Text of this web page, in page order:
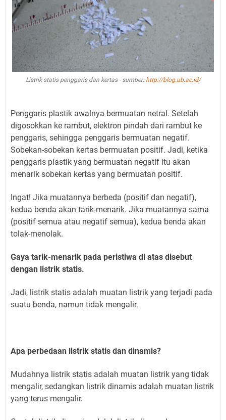
Listrik statis penggaris dan kertas - sumber: http://blog.ub.ac.id/
Penggaris plastik awalnya bermuatan netral. Setelah
digosokkan ke rambut, elektron pindah dari rambut ke
penggaris, sehingga penggaris bermuatan negatif.
Sobekan-sobekan kertas bermuatan positif. Jadi, ketika
penggaris plastik yang bermuatan negatif itu akan
menarik sobekan kertas yang bermuatan positif.
Ingat! Jika muatannya berbeda (positif dan negatif),
kedua benda akan tarik-menarik. Jika muatannya sama
(positif semua atau negatif semua), kedua benda akan
tolak-menolak.
Gaya tarik-menarik pada peristiwa di atas disebut
dengan listrik statis.
Jadi, listrik statis adalah muatan listrik yang terjadi pada
suatu benda, namun tidak mengalir.
Apa perbedaan listrik statis dan dinamis?
Mudahnya listrik statis adalah muatan listrik yang tidak
mengalir, sedangkan listrik dinamis adalah muatan listrik
yang terus mengalir.